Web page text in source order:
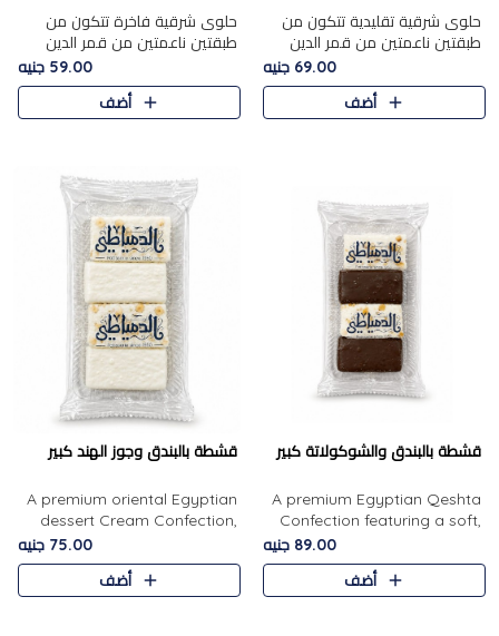
حلوى شرقية تقليدية تتكون من
طبقتين ناعمتين من قمر الدين
الفاخر، تتوسطهما حشوة غنية من
الفول السوداني المحمص، لتجمع
بين حلاوة المشمش الطبيعية..
69.00 جنيه
أضف
حلوى شرقية فاخرة تتكون من
طبقتين ناعمتين من قمر الدين
الفاخر، تتوسطهما حشوة غنية من
اللوز المحمص لتمنح مزيجًا متوازنًا
من النعومة والقرمشة. ..
59.00 جنيه
أضف
قشطة بالبندق والشوكولاتة كبير
A premium Egyptian Qeshta
Confection featuring a soft,
creamy texture paired with a
rich layer of premium
chocolate and the distinctive
89.00 جنيه
أضف
قشطة بالبندق وجوز الهند كبير
A premium oriental Egyptian
dessert Cream Confection,
featuring a soft, creamy
texture and the distinctive
flavor of roasted hazelnuts.
75.00 جنيه
أضف